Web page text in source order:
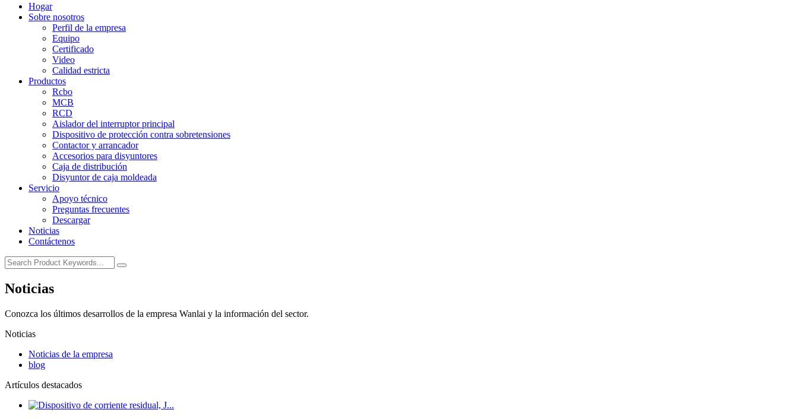
Hogar
Sobre nosotros
Perfil de la empresa
Equipo
Certificado
Video
Calidad estricta
Productos
Rcbo
MCB
RCD
Aislador del interruptor principal
Dispositivo de protección contra sobretensiones
Contactor y arrancador
Accesorios para disyuntores
Caja de distribución
Disyuntor de caja moldeada
Servicio
Apoyo técnico
Preguntas frecuentes
Descargar
Noticias
Contáctenos
Noticias
Conozca los últimos desarrollos de la empresa Wanlai y la información del sector.
Noticias
Noticias de la empresa
blog
Artículos destacados